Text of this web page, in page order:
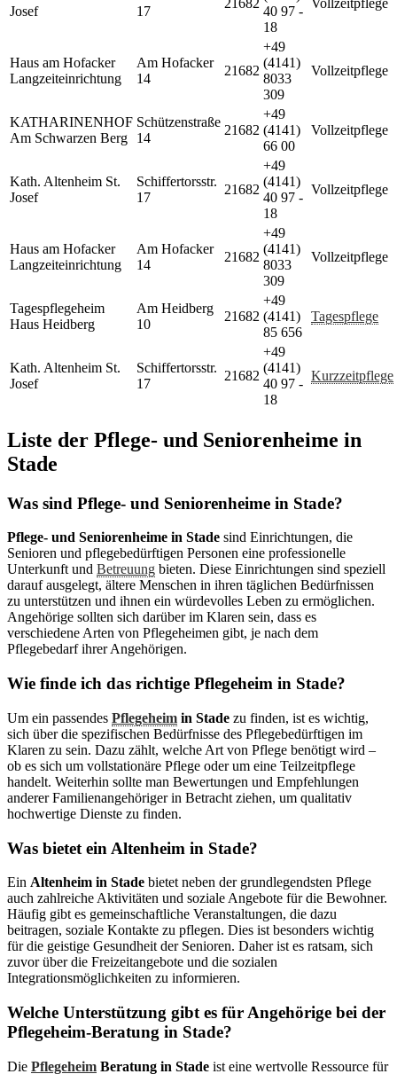
Josef
17
40 97 -
18
Haus am Hofacker
Langzeiteinrichtung
Am Hofacker
14
21682
+49
(4141)
8033
309
Vollzeitpflege
KATHARINENHOF
Am Schwarzen Berg
Schützenstraße
14
21682
+49
(4141)
66 00
Vollzeitpflege
Kath. Altenheim St.
Josef
Schiffertorsstr.
17
21682
+49
(4141)
40 97 -
18
Vollzeitpflege
Haus am Hofacker
Langzeiteinrichtung
Am Hofacker
14
21682
+49
(4141)
8033
309
Vollzeitpflege
Tagespflegeheim
Haus Heidberg
Am Heidberg
10
21682
+49
(4141)
85 656
Tagespflege
Kath. Altenheim St.
Josef
Schiffertorsstr.
17
21682
+49
(4141)
40 97 -
18
Kurzzeitpflege
Liste der Pflege- und Seniorenheime in
Stade
Was sind Pflege- und Seniorenheime in Stade?
Pflege- und Seniorenheime in Stade sind Einrichtungen, die
Senioren und pflegebedürftigen Personen eine professionelle
Unterkunft und Betreuung bieten. Diese Einrichtungen sind speziell
darauf ausgelegt, ältere Menschen in ihren täglichen Bedürfnissen
zu unterstützen und ihnen ein würdevolles Leben zu ermöglichen.
Angehörige sollten sich darüber im Klaren sein, dass es
verschiedene Arten von Pflegeheimen gibt, je nach dem
Pflegebedarf ihrer Angehörigen.
Wie finde ich das richtige Pflegeheim in Stade?
Um ein passendes Pflegeheim in Stade zu finden, ist es wichtig,
sich über die spezifischen Bedürfnisse des Pflegebedürftigen im
Klaren zu sein. Dazu zählt, welche Art von Pflege benötigt wird –
ob es sich um vollstationäre Pflege oder um eine Teilzeitpflege
handelt. Weiterhin sollte man Bewertungen und Empfehlungen
anderer Familienangehöriger in Betracht ziehen, um qualitativ
hochwertige Dienste zu finden.
Was bietet ein Altenheim in Stade?
Ein Altenheim in Stade bietet neben der grundlegendsten Pflege
auch zahlreiche Aktivitäten und soziale Angebote für die Bewohner.
Häufig gibt es gemeinschaftliche Veranstaltungen, die dazu
beitragen, soziale Kontakte zu pflegen. Dies ist besonders wichtig
für die geistige Gesundheit der Senioren. Daher ist es ratsam, sich
zuvor über die Freizeitangebote und die sozialen
Integrationsmöglichkeiten zu informieren.
Welche Unterstützung gibt es für Angehörige bei der
Pflegeheim-Beratung in Stade?
Die Pflegeheim Beratung in Stade ist eine wertvolle Ressource für